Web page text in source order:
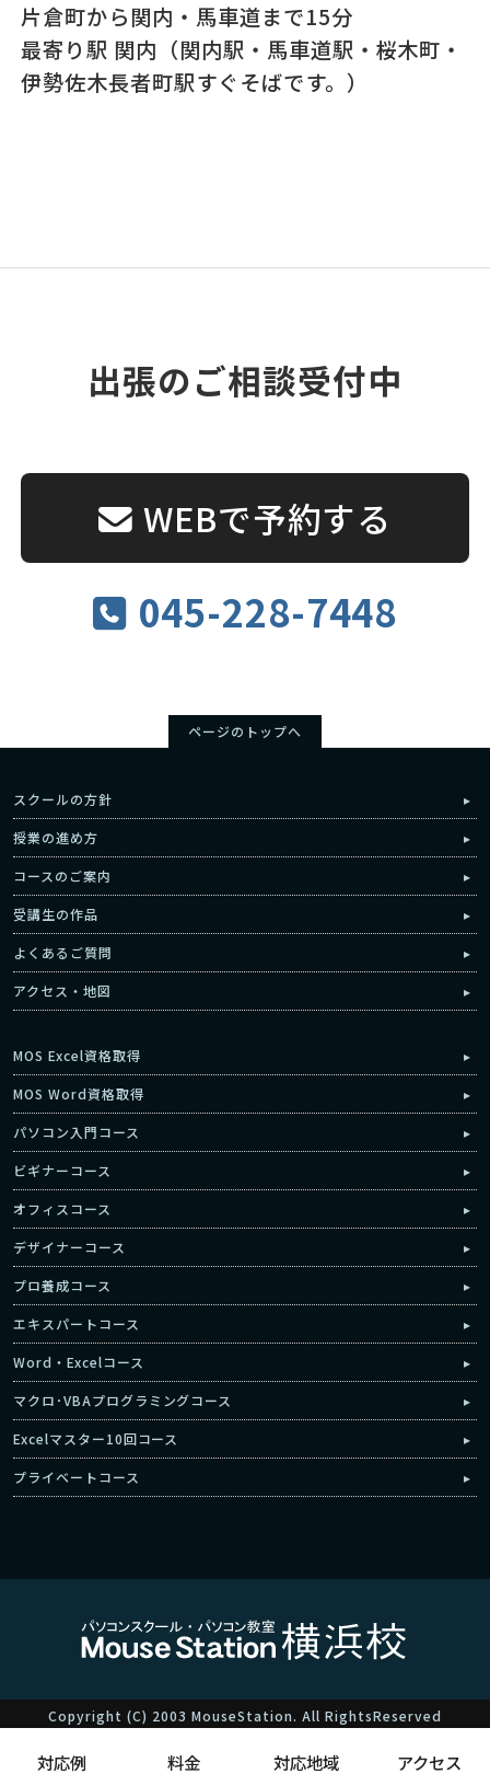
対応例 料金 対応地域 アクセス
片倉町から関内・馬車道まで15分
最寄り駅 関内（関内駅・馬車道駅・桜木町・
伊勢佐木長者町駅すぐそばです。）
出張のご相談受付中
WEBで予約する
045-228-7448
ページのトップへ
スクールの方針
授業の進め方
コースのご案内
受講生の作品
よくあるご質問
アクセス・地図
MOS Excel資格取得
MOS Word資格取得
パソコン入門コース
ビギナーコース
オフィスコース
デザイナーコース
プロ養成コース
エキスパートコース
Word・Excelコース
マクロ･VBAプログラミングコース
Excelマスター10回コース
プライベートコース
Copyright (C) 2003 MouseStation. All RightsReserved